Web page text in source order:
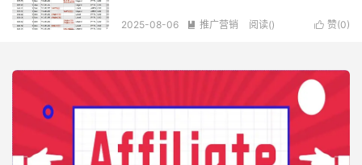
 赞(0)
2025-08-06  推广营销 阅读()